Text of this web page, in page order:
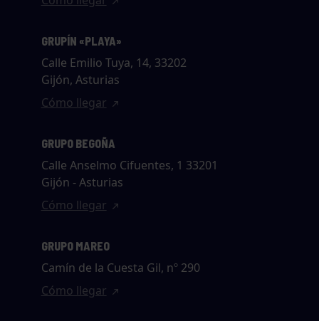
GRUPÍN «PLAYA»
Calle Emilio Tuya, 14, 33202
Gijón, Asturias
Cómo llegar
GRUPO BEGOÑA
Calle Anselmo Cifuentes, 1 33201
Gijón - Asturias
Cómo llegar
GRUPO MAREO
Camín de la Cuesta Gil, nº 290
Cómo llegar